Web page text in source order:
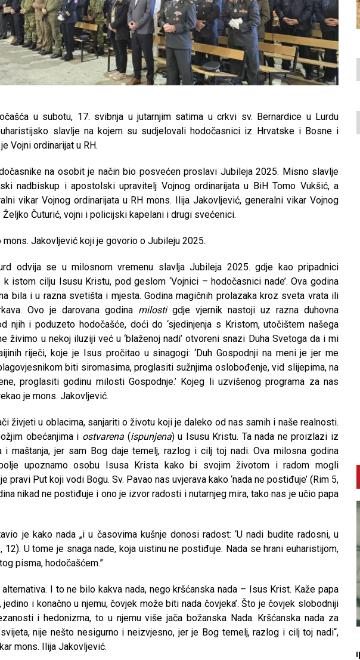
u subotu, 17. svibnja u jutarnjim satima u crkvi sv. Bernardice u Lurdu
slavlje na kojem su sudjelovali hodočasnici iz Hrvatske i Bosne i
Vojni ordinarijat u RH.
na osobit je način bio posvećen proslavi Jubileja 2025. Misno slavlje
nadbiskup i apostolski upravitelj Vojnog ordinarijata u BiH Tomo Vukšić, a
vikar Vojnog ordinarijata u RH mons. Ilija Jakovljević, generalni vikar Vojnog
Željko Čuturić, vojni i policijski kapelani i drugi svećenici.
Jakovljević koji je govorio o Jubileju 2025.
odvija se u milosnom vremenu slavlja Jubileja 2025. gdje kao pripadnici
istom cilju Isusu Kristu, pod geslom ‘Vojnici – hodočasnici nade’. Ova godina
bila i u razna svetišta i mjesta. Godina magičnih prolazaka kroz sveta vrata ili
Ovo je darovana godina milosti gdje vjernik nastoji uz razna duhovna
njih i poduzeto hodočašće, doći do ‘sjedinjenja s Kristom, utočištem našega
živimo u nekoj iluziji već u ‘blaženoj nadi’ otvoreni snazi Duha Svetoga da i mi
riječi, koje je Isus pročitao u sinagogi: ‘Duh Gospodnji na meni je jer me
biti siromasima, proglasiti sužnjima oslobođenje, vid slijepima, na
proglasiti godinu milosti Gospodnje.’ Kojeg li uzvišenog programa za nas
je mons. Jakovljević.
živjeti u oblacima, sanjariti o životu koji je daleko od nas samih i naše realnosti.
obećanjima i ostvarena (ispunjena) u Isusu Kristu. Ta nada ne proizlazi iz
i maštanja, jer sam Bog daje temelj, razlog i cilj toj nadi. Ova milosna godina
upoznamo osobu Isusa Krista kako bi svojim životom i radom mogli
pravi Put koji vodi Bogu. Sv. Pavao nas uvjerava kako ‘nada ne postiđuje’ (Rim 5,
nikad ne postiđuje i ono je izvor radosti i nutarnjeg mira, tako nas je učio papa
je kako nada „i u časovima kušnje donosi radost: ‘U nadi budite radosni, u
12). U tome je snaga nade, koja uistinu ne postiđuje. Nada se hrani euharistijom,
pisma, hodočašćem.”
alternativa. I to ne bilo kakva nada, nego kršćanska nada – Isus Krist. Kaže papa
jedino i konačno u njemu, čovjek može biti nada čovjeka’. Što je čovjek slobodniji
i hedonizma, to u njemu više jača božanska Nada. Kršćanska nada za
nije nešto nesigurno i neizvjesno, jer je Bog temelj, razlog i cilj toj nadi“,
mons. Ilija Jakovljević.
u optužnicu
CNAK